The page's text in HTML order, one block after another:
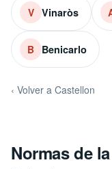
V Vinaròs
B Benicarlo
‹ Volver a Castellon
Normas de